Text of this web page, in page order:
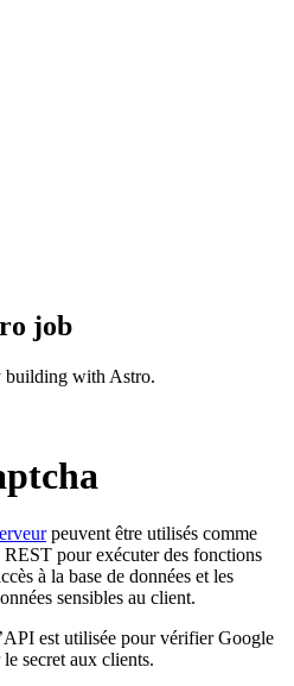
job
building with Astro.
peuvent être utilisés comme
pour exécuter des fonctions
à la base de données et les
sensibles au client.
est utilisée pour vérifier Google
secret aux clients.